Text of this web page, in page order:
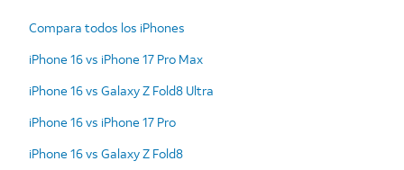
Compara todos los iPhones
iPhone 16 vs iPhone 17 Pro Max
iPhone 16 vs Galaxy Z Fold8 Ultra
iPhone 16 vs iPhone 17 Pro
iPhone 16 vs Galaxy Z Fold8